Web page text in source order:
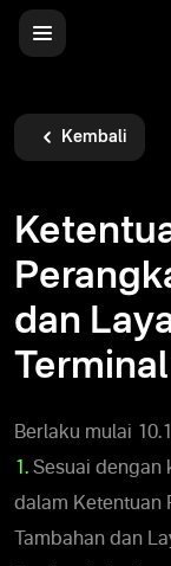
Kembali
dan
Berlaku mulai
1. Sesuai dengan
dalam Ketentuan
Tambahan dan